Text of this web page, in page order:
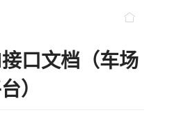
口文档（车场
）